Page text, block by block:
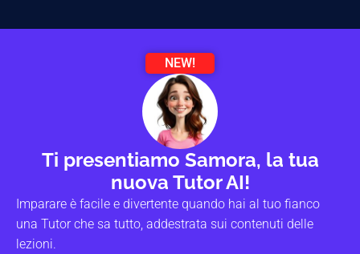
NEW!
Ti presentiamo Samora, la tua
nuova Tutor AI!
Imparare è facile e divertente quando hai al tuo fianco
una Tutor che sa tutto, addestrata sui contenuti delle
lezioni.